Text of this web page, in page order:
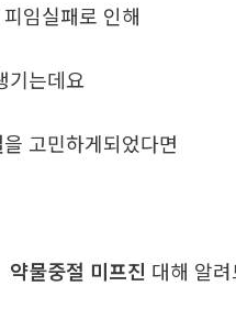
임실패로 인해
기는데요
을 고민하게되었다면
약물중절 미프진 대해 알